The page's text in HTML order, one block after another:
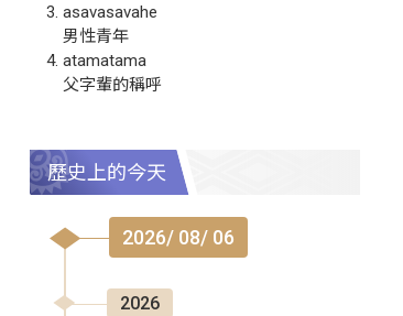
asavasavahe
男性青年
atamatama
父字輩的稱呼
歷史上的今天
2026/ 08/ 06
2026